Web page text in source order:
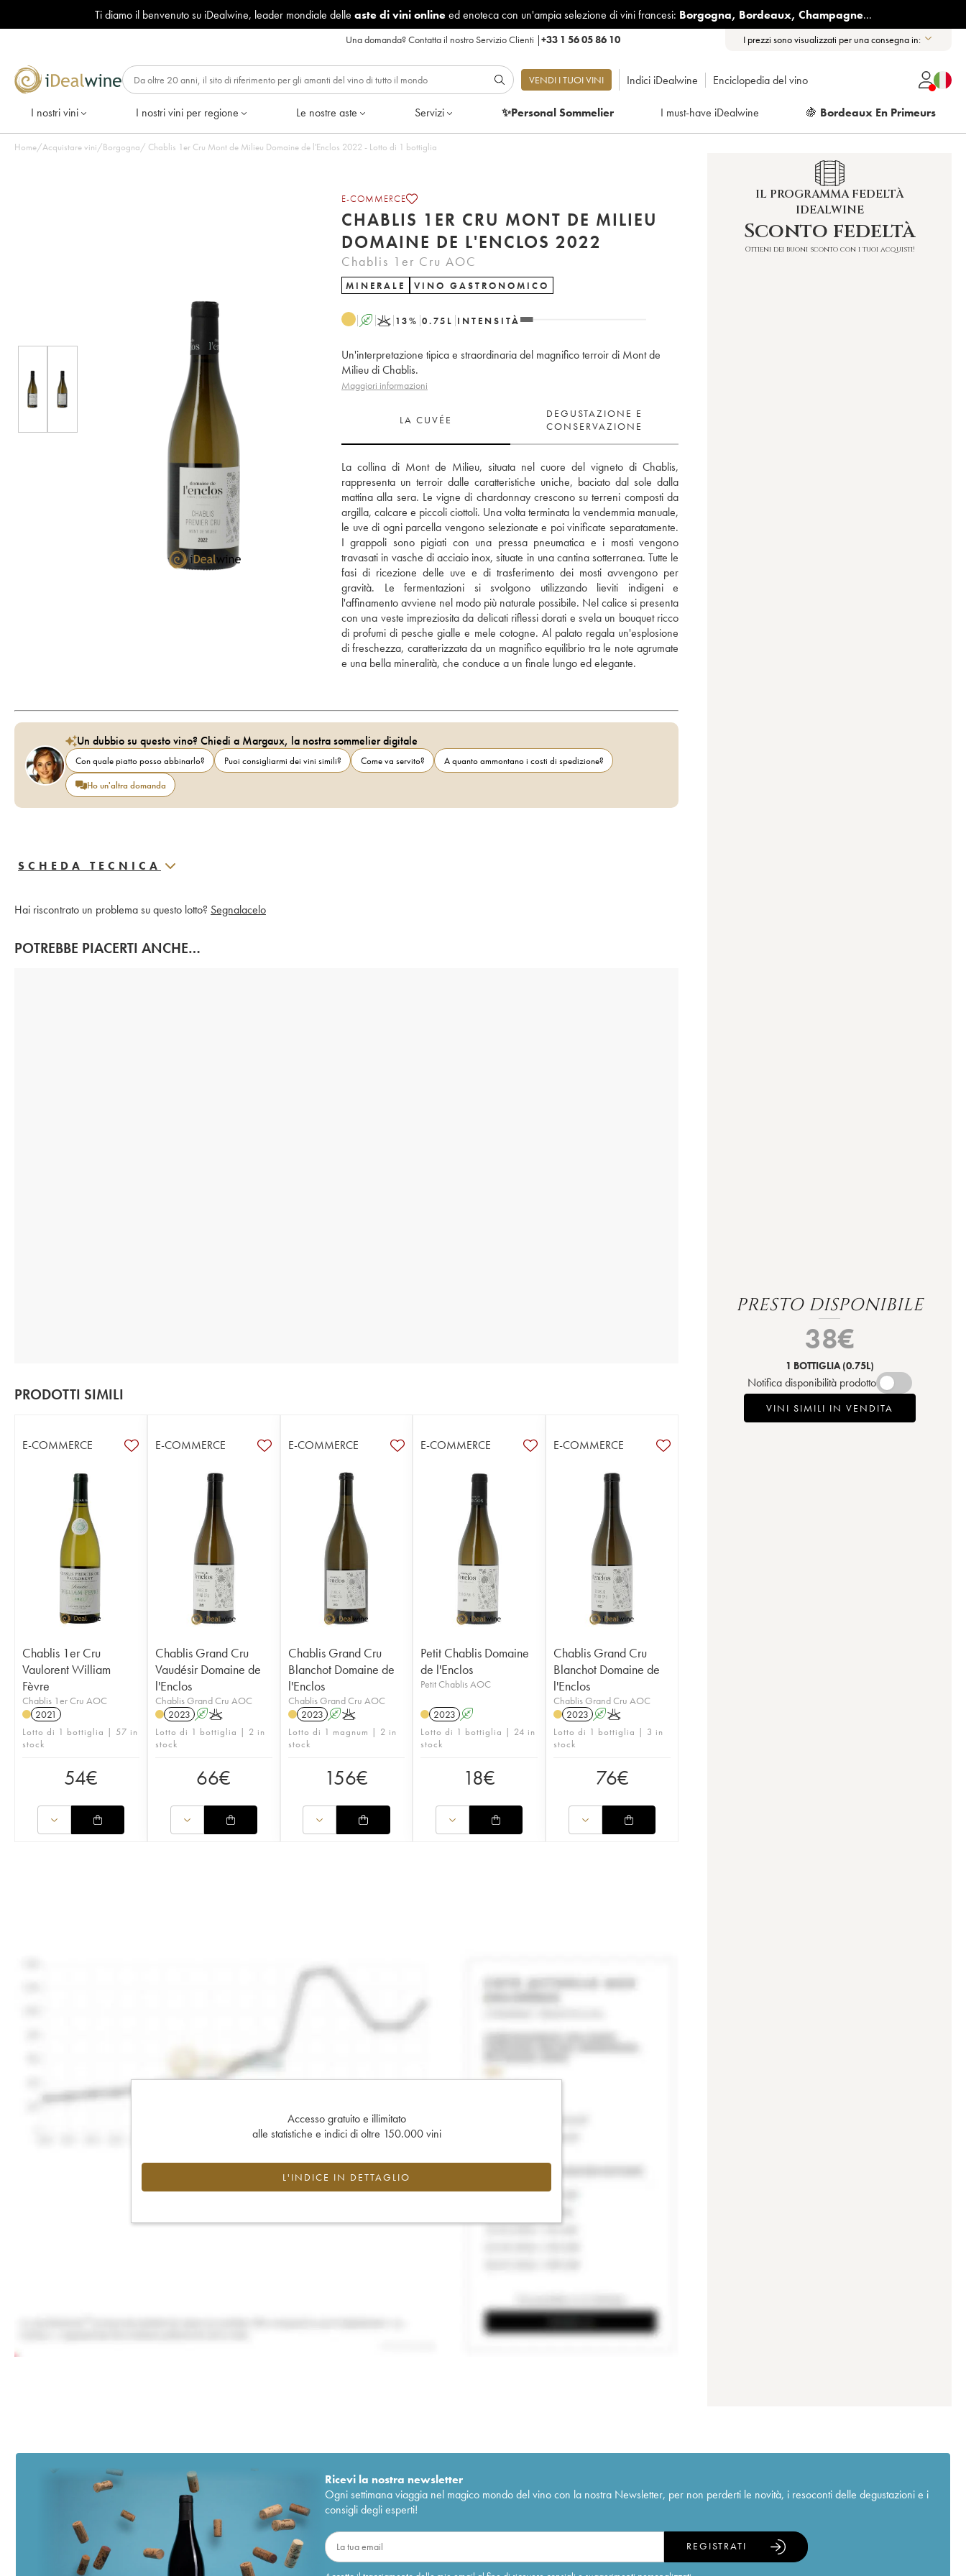
Ti diamo il benvenuto su iDealwine, leader mondiale delle aste di vini onlineed enoteca con un'ampia selezione di vini francesi: Borgogna, Bordeaux, Champagne...
Una domanda?Contatta il nostro Servizio Clienti |+33 1 56 05 86 10 I prezzi sono visualizzati per una consegna in:
VENDI I TUOI VINI Indici iDealwine Enciclopedia del vino
I nostri vini I nostri vini per regione Le nostre aste Servizi ✨Personal Sommelier I must-have iDealwine 🍇 Bordeaux En Primeurs
Home/Acquistare vini/Borgogna/ Chablis 1er Cru Mont de Milieu Domaine de l'Enclos 2022 - Lotto di 1 bottiglia
E-COMMERCE
CHABLIS 1ER CRU MONT DE MILIEU
DOMAINE DE L'ENCLOS 2022
Chablis 1er Cru AOC
MINERALE VINO GASTRONOMICO
A K 13% 0.75 L INTENSITÀ
Un'interpretazione tipica e straordinaria del magnifico terroir di Mont de
Milieu di Chablis.
Maggiori informazioni
LA CUVÉE
DEGUSTAZIONE E
CONSERVAZIONE
La collina di Mont de Milieu, situata nel cuore del vigneto di Chablis,
rappresenta un terroir dalle caratteristiche uniche, baciato dal sole dalla
mattina alla sera. Le vigne di chardonnay crescono su terreni composti da
argilla, calcare e piccoli ciottoli. Una volta terminata la vendemmia manuale,
le uve di ogni parcella vengono selezionate e poi vinificate separatamente.
I grappoli sono pigiati con una pressa pneumatica e i mosti vengono
travasati in vasche di acciaio inox, situate in una cantina sotterranea. Tutte le
fasi di ricezione delle uve e di trasferimento dei mosti avvengono per
gravità. Le fermentazioni si svolgono utilizzando lieviti indigeni e
l'affinamento avviene nel modo più naturale possibile. Nel calice si presenta
con una veste impreziosita da delicati riflessi dorati e svela un bouquet ricco
di profumi di pesche gialle e mele cotogne. Al palato regala un'esplosione
di freschezza, caratterizzata da un magnifico equilibrio tra le note agrumate
e una bella mineralità, che conduce a un finale lungo ed elegante.
Un dubbio su questo vino? Chiedi a Margaux, la nostra sommelier digitale
Con quale piatto posso abbinarlo? Puoi consigliarmi dei vini simili? Come va servito?
A quanto ammontano i costi di spedizione?
Ho un'altra domanda
SCHEDA TECNICA
Hai riscontrato un problema su questo lotto? Segnalacelo
POTREBBE PIACERTI ANCHE…
PRODOTTI SIMILI
E-COMMERCE
Chablis 1er Cru
Vaulorent William
Fèvre
Chablis 1er Cru AOC
2021
Lotto di 1 bottiglia | 57 in
stock
54€
E-COMMERCE
Chablis Grand Cru
Vaudésir Domaine de
l'Enclos
Chablis Grand Cru AOC
2023 AK
Lotto di 1 bottiglia | 2 in
stock
66€
E-COMMERCE
Chablis Grand Cru
Blanchot Domaine de
l'Enclos
Chablis Grand Cru AOC
2023 AK
Lotto di 1 magnum | 2 in
stock
156€
E-COMMERCE
Petit Chablis Domaine
de l'Enclos
Petit Chablis AOC
2023 A
Lotto di 1 bottiglia | 24 in
stock
18€
E-COMMERCE
Chablis Grand Cru
Blanchot Domaine de
l'Enclos
Chablis Grand Cru AOC
2023 AK
Lotto di 1 bottiglia | 3 in
stock
76€
Accesso gratuito e illimitato
alle statistiche e indici di oltre 150.000 vini
L'INDICE IN DETTAGLIO
IL PROGRAMMA FEDELTÀ
IDEALWINE
Sconto fedeltà
Ottieni dei buoni sconto con i tuoi acquisti!
PRESTO DISPONIBILE
38€
1 BOTTIGLIA (0.75L)
Notifica disponibilità prodotto
VINI SIMILI IN VENDITA
Ricevi la nostra newsletter
Ogni settimana viaggia nel magico mondo del vino con la nostra Newsletter, per non perderti le novità, i resoconti delle degustazioni e i
consigli degli esperti!
REGISTRATI